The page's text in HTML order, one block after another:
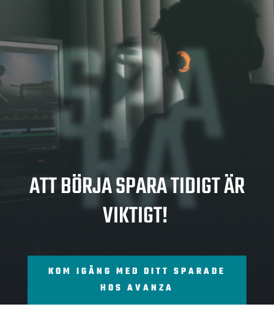
SPA
RA
ATT BÖRJA SPARA TIDIGT ÄR
VIKTIGT!
KOM IGÅNG MED DITT SPARADE
HOS AVANZA